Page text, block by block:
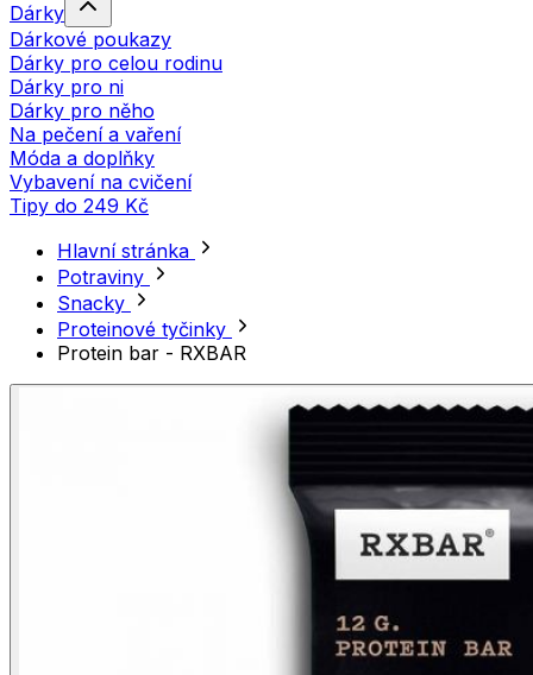
Dárky
Dárkové poukazy
Dárky pro celou rodinu
Dárky pro ni
Dárky pro něho
Na pečení a vaření
Móda a doplňky
Vybavení na cvičení
Tipy do 249 Kč
Hlavní stránka
Potraviny
Snacky
Proteinové tyčinky
Protein bar - RXBAR